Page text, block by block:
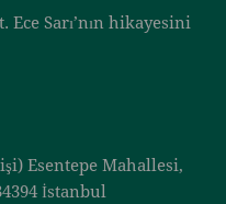
Sarı’nın hikayesini
Esentepe Mahallesi,
İstanbul